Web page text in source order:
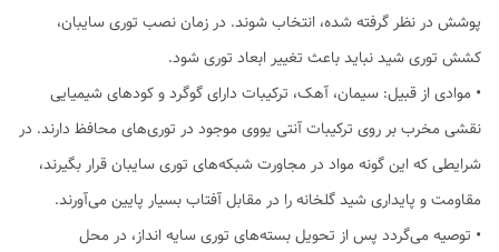
پوشش در نظر گرفته شده، انتخاب شوند. در زمان نصب توری سایبان،
کشش توری شید نباید باعث تغییر ابعاد توری شود.
• موادی از قبیل: سیمان، آهک، ترکیبات دارای گوگرد و کودهای شیمیایی
نقشی مخرب بر روی ترکیبات آنتی یووی موجود در توری‌های محافظ دارند. در
شرایطی که این گونه مواد در مجاورت شبکه‌های توری سایبان‌ قرار بگیرند،
مقاومت و پایداری شید گلخانه را در مقابل آفتاب بسیار پایین می‌آورند.
• توصیه می‌گردد پس از تحویل بسته‌های توری سایه انداز، در محل